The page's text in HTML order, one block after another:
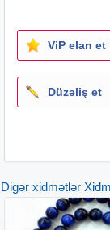
Diqqət Zəhmət
Dəyişir
ElandaYazzilan
10 Azn Gəlib
Aparat Kanalin
Tarelkanin
30 AZN
Krosnu
ViP elan et
Düzəliş et
Digər xidmətlər